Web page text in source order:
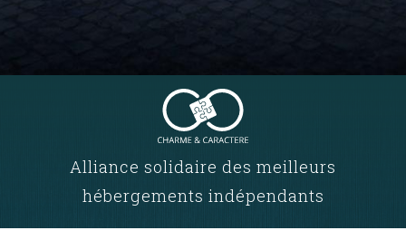
Alliance solidaire des meilleurs
hébergements indépendants